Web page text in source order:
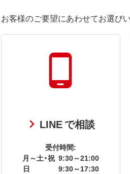
お客様のご要望にあわせてお選び
LINE で相談
受付時間:
月～土・祝 9:30～21:00
日
9:30～17:30